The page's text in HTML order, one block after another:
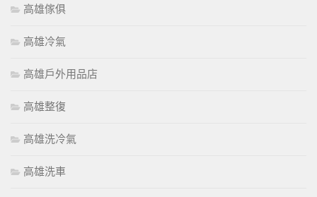
高雄傢俱
高雄冷氣
高雄戶外用品店
高雄整復
高雄洗冷氣
高雄洗車